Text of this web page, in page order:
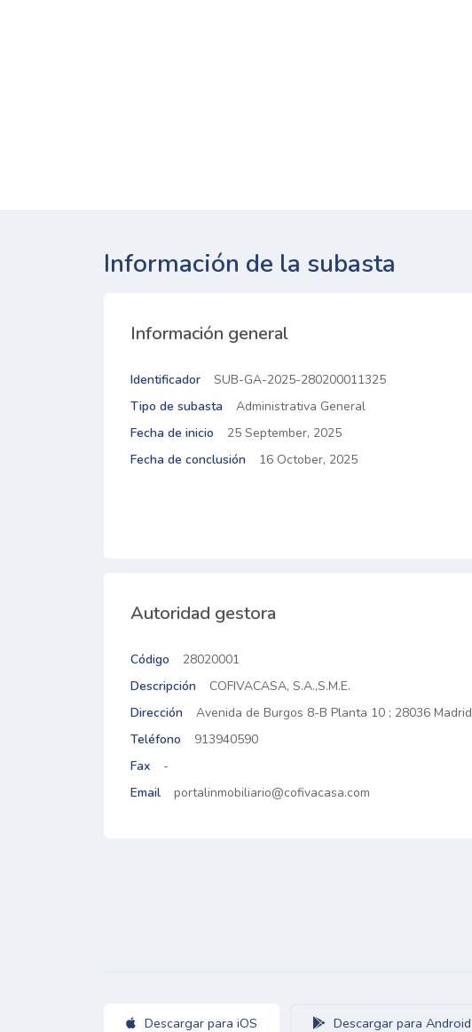
Información de la subasta
Información general
Identificador
SUB-GA-2025-280200011325
Tipo de subasta
Administrativa General
Fecha de inicio
25 September, 2025
Fecha de conclusión
16 October, 2025
Autoridad gestora
Código
28020001
Descripción
COFIVACASA, S.A.,S.M.E.
Dirección
Avenida de Burgos 8-B Planta 10 ; 28036 Madrid
Teléfono
913940590
Fax
-
Email
portalinmobiliario@cofivacasa.com
Descargar para iOS Descargar para Android